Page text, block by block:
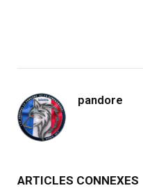
pandore
ARTICLES CONNEXES